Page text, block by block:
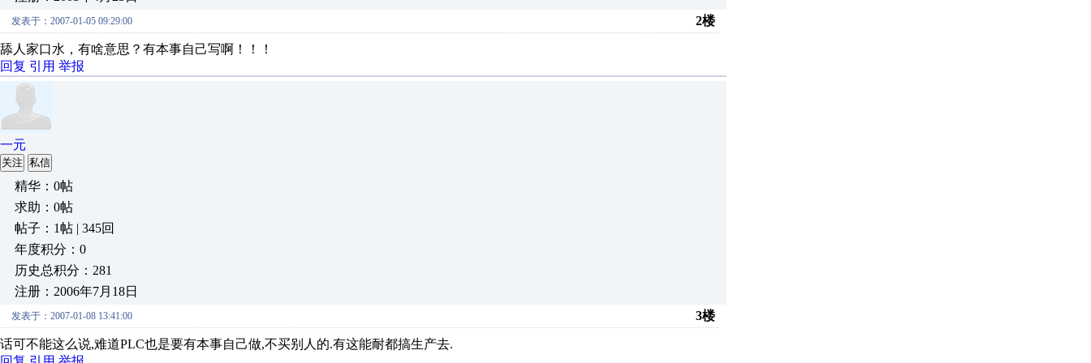
发表于：2007-01-05 09:29:00 2楼
舔人家口水，有啥意思？有本事自己写啊！！！
回复 引用 举报
一元
关注 私信
精华：0帖
求助：0帖
帖子：1帖 | 345回
年度积分：0
历史总积分：281
注册：2006年7月18日
发表于：2007-01-08 13:41:00 3楼
话可不能这么说,难道PLC也是要有本事自己做,不买别人的.有这能耐都搞生产去.